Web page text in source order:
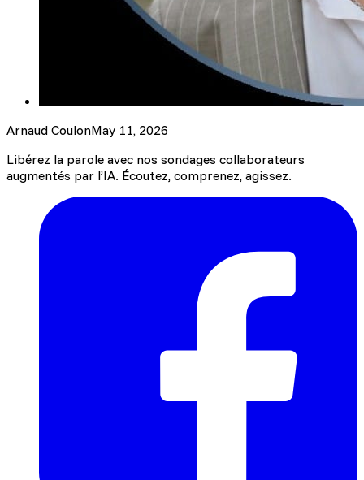
Arnaud CoulonMay 11, 2026
Libérez la parole avec nos sondages collaborateurs
augmentés par l’IA. Écoutez, comprenez, agissez.